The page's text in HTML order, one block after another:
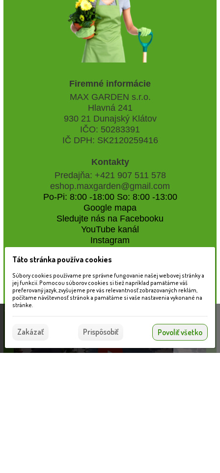
Firemné informácie
MAX GARDEN s.r.o.
Hlavná 241
930 21 Dunajský Klátov
IČO: 50283391
IČ DPH: SK2120259416
Kontakty
Predajňa: +421 907 511 578
eshop.maxgarden@gmail.com
Po-Pi: 8:00 -18:00 So: 8:00 -13:00
Google mapa
Sledujte nás na Facebooku
YouTube kanál
Instagram
Naše záhradné centrum
Táto stránka používa súbory cookies, ktoré nám
pomáhajú poskytovať služby. Používaním našich
služieb vyjadrujete súhlas s používaním súborov
Súhlasím
Táto stránka používa cookies
Súbory cookies používame pre správne fungovanie našej webovej stránky a
jej funkcií. Pomocou súborov cookies si tiež napríklad pamätáme váš
preferovaný jazyk, zvyšujeme pre vás relevantnosť zobrazovaných reklám,
počítame návštevnosť stránok a pamätáme si vaše nastavenia vykonané na
stránke.
Zakázať Prispôsobiť Povoliť všetko